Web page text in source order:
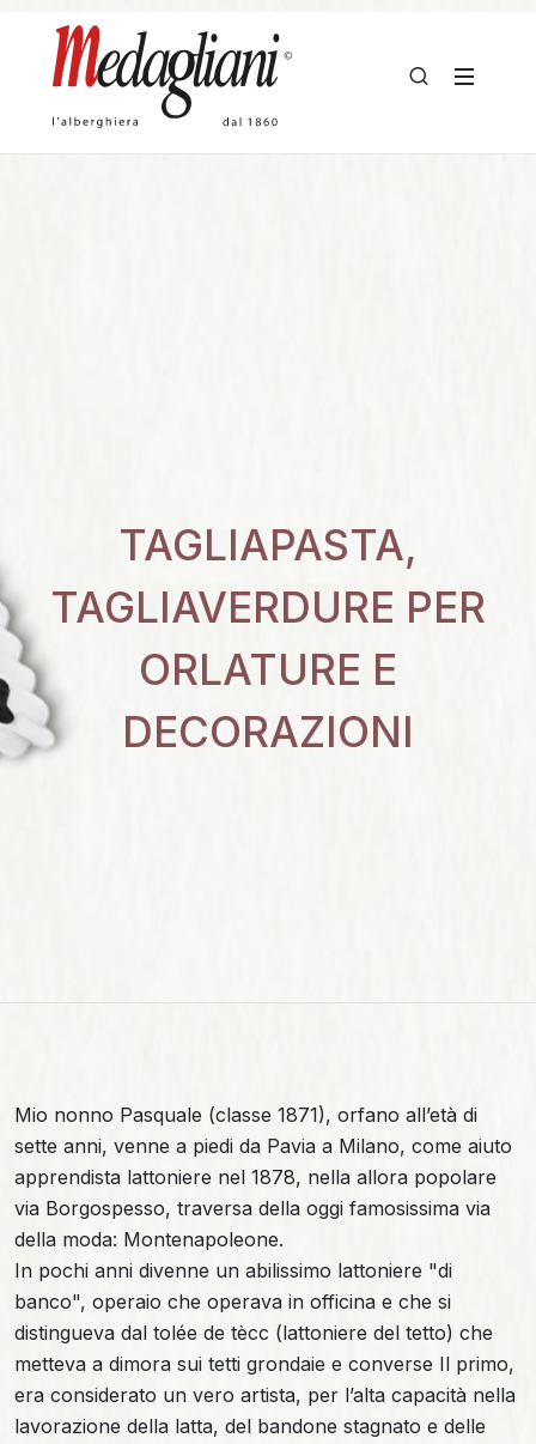
TAGLIAPASTA,
TAGLIAVERDURE PER
ORLATURE E
DECORAZIONI
Mio nonno Pasquale (classe 1871), orfano all’età di
sette anni, venne a piedi da Pavia a Milano, come aiuto
apprendista lattoniere nel 1878, nella allora popolare
via Borgospesso, traversa della oggi famosissima via
della moda: Montenapoleone.
In pochi anni divenne un abilissimo lattoniere "di
banco", operaio che operava in officina e che si
distingueva dal tolée de tècc (lattoniere del tetto) che
metteva a dimora sui tetti grondaie e converse Il primo,
era considerato un vero artista, per l’alta capacità nella
lavorazione della latta, del bandone stagnato e delle